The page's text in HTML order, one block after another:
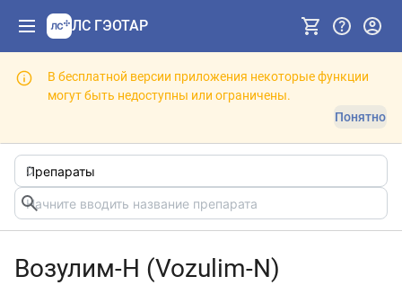
ЛС ГЭОТАР
В бесплатной версии приложения некоторые функции
могут быть недоступны или ограничены.
Понятно
Возулим-Н (Vozulim-N)